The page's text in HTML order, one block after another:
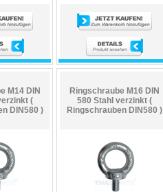
M14 DIN
(
DIN580 )
Ringschraube M16 DIN
580 Stahl verzinkt (
Ringschrauben DIN580 )